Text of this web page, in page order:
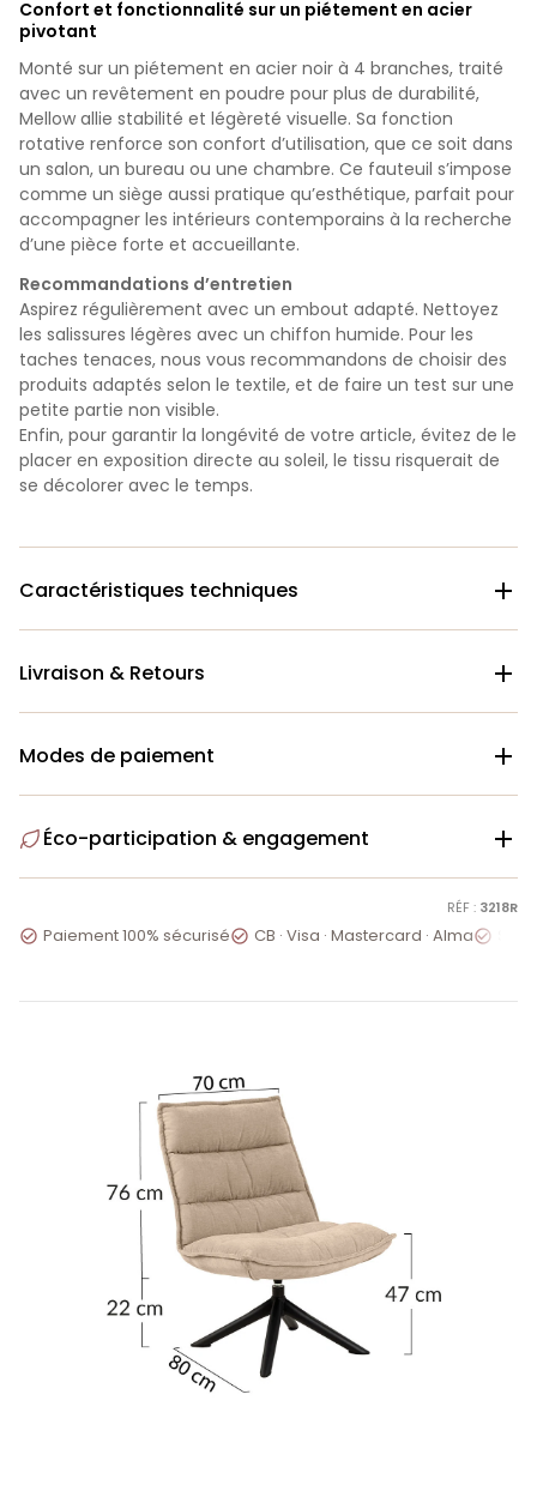
Confort et fonctionnalité sur un piétement en acier
pivotant
Monté sur un piétement en acier noir à 4 branches, traité
avec un revêtement en poudre pour plus de durabilité,
Mellow allie stabilité et légèreté visuelle. Sa fonction
rotative renforce son confort d’utilisation, que ce soit dans
un salon, un bureau ou une chambre. Ce fauteuil s’impose
comme un siège aussi pratique qu’esthétique, parfait pour
accompagner les intérieurs contemporains à la recherche
d’une pièce forte et accueillante.
Recommandations d’entretien
Aspirez régulièrement avec un embout adapté. Nettoyez
les salissures légères avec un chiffon humide. Pour les
taches tenaces, nous vous recommandons de choisir des
produits adaptés selon le textile, et de faire un test sur une
petite partie non visible.
Enfin, pour garantir la longévité de votre article, évitez de le
placer en exposition directe au soleil, le tissu risquerait de
se décolorer avec le temps.
Caractéristiques techniques 
Livraison & Retours 
Modes de paiement 
Éco-participation & engagement 
RÉF : 3218R
 Paiement 100% sécurisé CB · Visa · Mastercard · Alma